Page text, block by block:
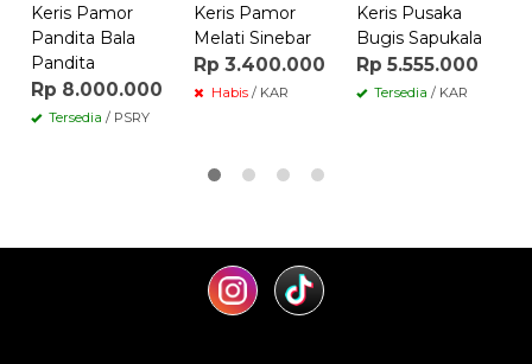
Keris Pamor
Pandita Bala
Pandita
Rp 8.000.000
Tersedia / PSRY
Keris Pamor
Melati Sinebar
Rp 3.400.000
Habis / KAR
Keris Pusaka
Bugis Sapukala
Rp 5.555.000
Tersedia / KAR